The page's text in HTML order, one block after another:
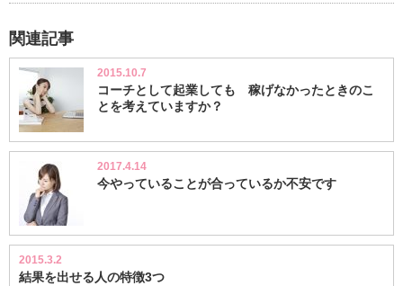
関連記事
2015.10.7
コーチとして起業しても 稼げなかったときのこ
とを考えていますか？
2017.4.14
今やっていることが合っているか不安です
2015.3.2
結果を出せる人の特徴3つ